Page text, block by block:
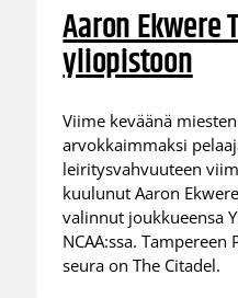
Aaron Ekwere
yliopistoon
Viime keväänä
arvokkaimmaksi
leiritysvahvuuteen
kuulunut Aaron
valinnut joukkueensa
NCAA:ssa.
seura on The Citadel.